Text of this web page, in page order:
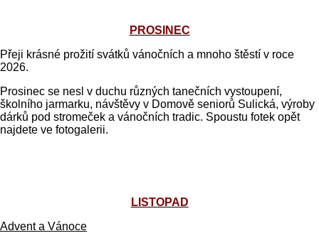
PROSINEC
Přeji krásné prožití svátků vánočních a mnoho štěstí v roce
2026.
Prosinec se nesl v duchu různých tanečních vystoupení,
školního jarmarku, návštěvy v Domově seniorů Sulická, výroby
dárků pod stromeček a vánočních tradic. Spoustu fotek opět
najdete ve fotogalerii.
LISTOPAD
Advent a Vánoce